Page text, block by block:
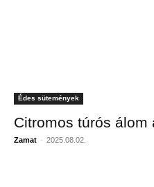
Édes sütemények
Citromos túrós
Zamat - 2025.08.02.